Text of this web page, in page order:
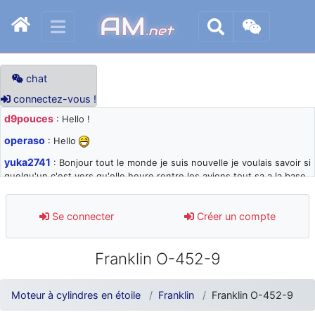
AM.net
chat
connectez-vous !
d9pouces : Hello !
operaso : Hello
yuka2741 : Bonjour tout le monde je suis nouvelle je voulais savoir si
quelqu'un c'est vers qu'elle heure rentre les avions tout sa a la base
d9pouces: désolé pour les quelques blocages du site ces derniers
jours : je teste des méthodes contre le spam et les bots trop nocifs
: Super, la nouvelle bannière
d9pouces
: je suis un avion@,._,+ > lesquels ? je ne suis pas sûr de
comprendre
Se connecter Créer un compte
Franklin O-452-9
Moteur à cylindres en étoile Franklin Franklin O-452-9